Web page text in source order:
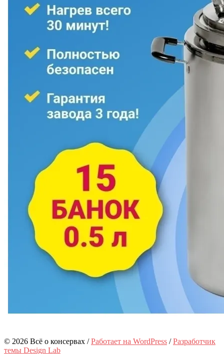
© 2026 Всё о консервах / Работает на WordPress / Разработчик
темы Design Lab